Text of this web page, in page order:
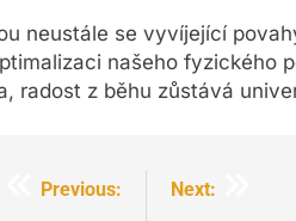
neustále se vyvíjející
našeho fyzického
radost z běhu zůstává
Previous:
Next: